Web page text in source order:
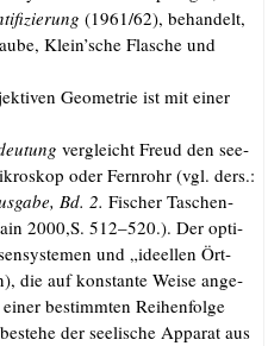
(1961/​62), behan­delt,
Klein’sche Fla­sche und
Geo­me­trie ist mit einer
ver­gleicht Freud den see­
oder Fern­rohr (vgl. ders.:
Bd. 2. Fischer Taschen­
2000,S. 512–520.). Der opti­
und „ideel­len Ört­
die auf kon­stan­te Wei­se ange­
bestimm­ten Rei­hen­fol­ge
der see­li­sche Appa­rat aus